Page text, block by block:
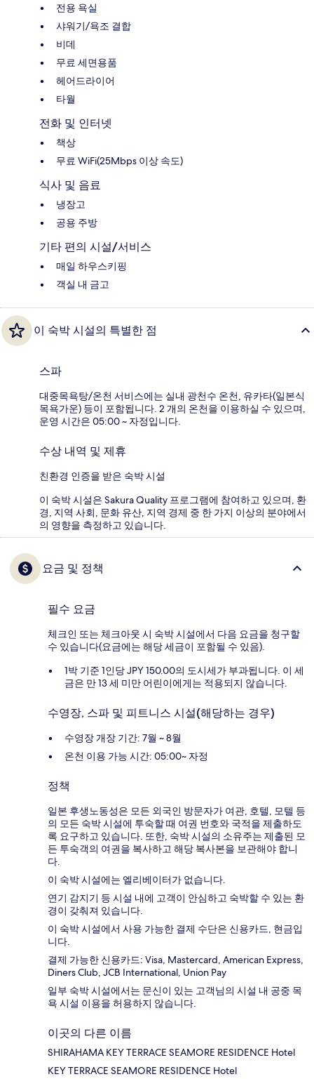
전용 욕실
샤워기/욕조 결합
비데
무료 세면용품
헤어드라이어
타월
전화 및 인터넷
책상
무료 WiFi(25Mbps 이상 속도)
식사 및 음료
냉장고
공용 주방
기타 편의 시설/서비스
매일 하우스키핑
객실 내 금고
이 숙박 시설의 특별한 점
스파
대중목욕탕/온천 서비스에는 실내 광천수 온천, 유카타(일본식
목욕가운) 등이 포함됩니다. 2 개의 온천을 이용하실 수 있으며,
운영 시간은 05:00 ~ 자정입니다.
수상 내역 및 제휴
친환경 인증을 받은 숙박 시설
이 숙박 시설은 Sakura Quality 프로그램에 참여하고 있으며, 환
경, 지역 사회, 문화 유산, 지역 경제 중 한 가지 이상의 분야에서
의 영향을 측정하고 있습니다.
요금 및 정책
필수 요금
체크인 또는 체크아웃 시 숙박 시설에서 다음 요금을 청구할
수 있습니다(요금에는 해당 세금이 포함될 수 있음).
1박 기준 1인당 JPY 150.00의 도시세가 부과됩니다. 이 세
금은 만 13 세 미만 어린이에게는 적용되지 않습니다.
수영장, 스파 및 피트니스 시설(해당하는 경우)
수영장 개장 기간: 7월 ~ 8월
온천 이용 가능 시간: 05:00~ 자정
정책
일본 후생노동성은 모든 외국인 방문자가 여관, 호텔, 모텔 등
의 모든 숙박 시설에 투숙할 때 여권 번호와 국적을 제출하도
록 요구하고 있습니다. 또한, 숙박 시설의 소유주는 제출된 모
든 투숙객의 여권을 복사하고 해당 복사본을 보관해야 합니
다.
이 숙박 시설에는 엘리베이터가 없습니다.
연기 감지기 등 시설 내에 고객이 안심하고 숙박할 수 있는 환
경이 갖춰져 있습니다.
이 숙박 시설에서 사용 가능한 결제 수단은 신용카드, 현금입
니다.
결제 가능한 신용카드: Visa, Mastercard, American Express,
Diners Club, JCB International, Union Pay
일부 숙박 시설에서는 문신이 있는 고객님의 시설 내 공중 목
욕 시설 이용을 허용하지 않습니다.
이곳의 다른 이름
SHIRAHAMA KEY TERRACE SEAMORE RESIDENCE Hotel
KEY TERRACE SEAMORE RESIDENCE Hotel